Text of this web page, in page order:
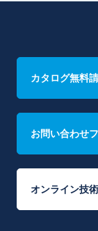
カタログ無料
お問い合わせ
オンライン技